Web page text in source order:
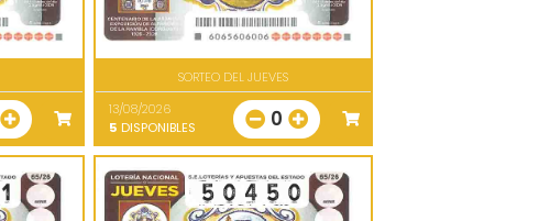
SORTEO DEL JUEVES
13/08/2026
5 DISPONIBLES 0